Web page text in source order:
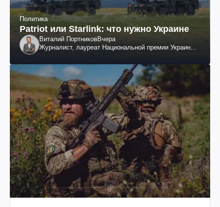
Политика
Patriot или Starlink: что нужно Украине
Виталий ПортниковВчера
Журналист, лауреат Национальной премии Украины